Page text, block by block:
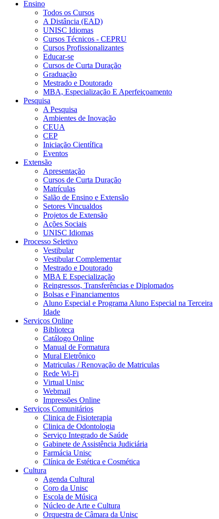
Ensino
Todos os Cursos
A Distância (EAD)
UNISC Idiomas
Cursos Técnicos - CEPRU
Cursos Profissionalizantes
Educar-se
Cursos de Curta Duração
Graduação
Mestrado e Doutorado
MBA, Especialização E Aperfeiçoamento
Pesquisa
A Pesquisa
Ambientes de Inovação
CEUA
CEP
Iniciação Científica
Eventos
Extensão
Apresentação
Cursos de Curta Duração
Matrículas
Salão de Ensino e Extensão
Setores Vincualdos
Projetos de Extensão
Ações Sociais
UNISC Idiomas
Processo Seletivo
Vestibular
Vestibular Complementar
Mestrado e Doutorado
MBA E Especialização
Reingressos, Transferências e Diplomados
Bolsas e Financiamentos
Aluno Especial e Programa Aluno Especial na Terceira
Idade
Serviços Online
Biblioteca
Catálogo Online
Manual de Formatura
Mural Eletrônico
Matriculas / Renovação de Matriculas
Rede Wi-Fi
Virtual Unisc
Webmail
Impressões Online
Serviços Comunitários
Clinica de Fisioterapia
Clinica de Odontologia
Serviço Integrado de Saúde
Gabinete de Assistência Judiciária
Farmácia Unisc
Clínica de Estética e Cosmética
Cultura
Agenda Cultural
Coro da Unisc
Escola de Música
Núcleo de Arte e Cultura
Orquestra de Câmara da Unisc